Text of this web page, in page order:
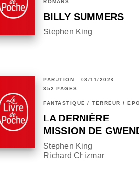
ROMANS
BILLY SUMMERS
Stephen King
PARUTION : 08/11/2023
352 PAGES
FANTASTIQUE / TERREUR /
LA DERNIÈRE
MISSION DE
Stephen King
Richard Chizmar